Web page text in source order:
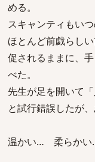
める。
スキャンティもい
ほとんど前戯らし
促されるままに、
べた。
先生が足を開いて
と試行錯誤したが
温かい… 柔らか